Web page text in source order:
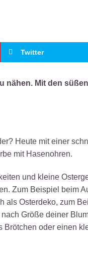
Twitter
nähen. Mit den
Heute mit einer
mit Hasenohren.
und kleine
Zum Beispiel beim
als Osterdeko, zum
Größe deiner
oder einen